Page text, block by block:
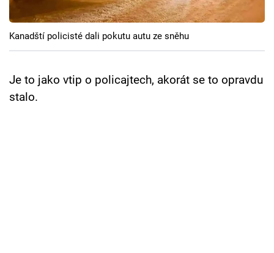
Cool Esport
Pořady
TV Program
Sledujte prima+
Kanadští policisté dali pokutu autu ze sněhu
Je to jako vtip o policajtech, akorát se to opravdu
stalo.